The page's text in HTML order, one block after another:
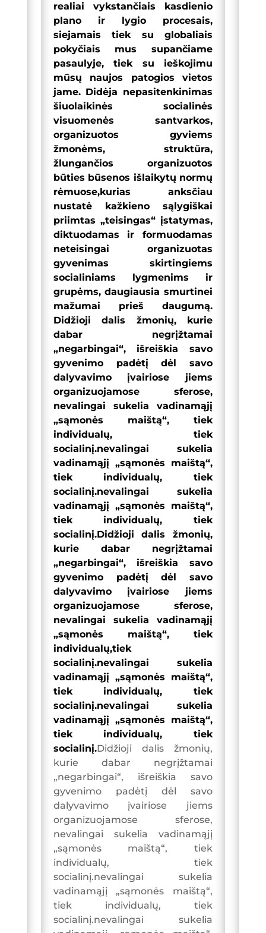
realiai vykstančiais kasdienio
plano ir lygio procesais,
siejamais tiek su globaliais
pokyčiais mus supančiame
pasaulyje, tiek su ieškojimu
mūsų naujos patogios vietos
jame. Didėja nepasitenkinimas
šiuolaikinės socialinės
visuomenės santvarkos,
organizuotos gyviems
žmonėms, struktūra,
žlungančios organizuotos
būties būsenos išlaikytų normų
rėmuose,kurias anksčiau
nustatė kažkieno sąlygiškai
priimtas „teisingas“ įstatymas,
diktuodamas ir formuodamas
neteisingai organizuotas
gyvenimas skirtingiems
socialiniams lygmenims ir
grupėms, daugiausia smurtinei
mažumai prieš daugumą.
Didžioji dalis žmonių, kurie
dabar negrįžtamai
„negarbingai“, išreiškia savo
gyvenimo padėtį dėl savo
dalyvavimo įvairiose jiems
organizuojamose sferose,
nevalingai sukelia vadinamąjį
„sąmonės maištą“, tiek
individualų, tiek
socialinį.nevalingai sukelia
vadinamąjį „sąmonės maištą“,
tiek individualų, tiek
socialinį.nevalingai sukelia
vadinamąjį „sąmonės maištą“,
tiek individualų, tiek
socialinį.Didžioji dalis žmonių,
kurie dabar negrįžtamai
„negarbingai“, išreiškia savo
gyvenimo padėtį dėl savo
dalyvavimo įvairiose jiems
organizuojamose sferose,
nevalingai sukelia vadinamąjį
„sąmonės maištą“, tiek
individualų,tiek
socialinį.nevalingai sukelia
vadinamąjį „sąmonės maištą“,
tiek individualų, tiek
socialinį.nevalingai sukelia
vadinamąjį „sąmonės maištą“,
tiek individualų, tiek
socialinį.Didžioji dalis žmonių,
kurie dabar negrįžtamai
„negarbingai“, išreiškia savo
gyvenimo padėtį dėl savo
dalyvavimo įvairiose jiems
organizuojamose sferose,
nevalingai sukelia vadinamąjį
„sąmonės maištą“, tiek
individualų, tiek
socialinį.nevalingai sukelia
vadinamąjį „sąmonės maištą“,
tiek individualų, tiek
socialinį.nevalingai sukelia